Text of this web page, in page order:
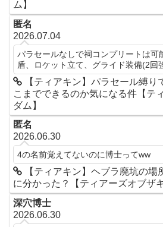
ム】
匿名
2026.07.04
パラセールなしで祠コンプリートは
盾、ロケット立て、グライド装備(2回
【ティアキン】パラセール縛り
こまでできるのか気になる件【テ
ダム】
匿名
2026.06.30
4の名前覚えてないのに博士ってww
【ティアキン】ヘブラ廃坑の場
に分かった？【ティアーズオブザ
深穴博士
2026.06.30